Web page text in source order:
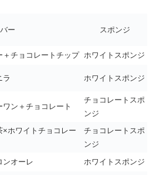
ー スポンジ
チョコレートチップ ホワイトスポンジ
ラ ホワイトスポンジ
ン＋チョコレート
チョコレートスポ
ンジ
×ホワイトチョコレー
チョコレートスポ
ンジ
ンオーレ
ホワイトスポンジ